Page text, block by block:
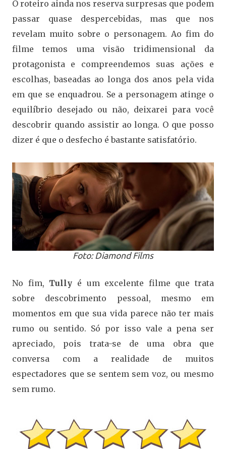
O roteiro ainda nos reserva surpresas que podem
passar quase despercebidas, mas que nos
revelam muito sobre o personagem. Ao fim do
filme temos uma visão tridimensional da
protagonista e compreendemos suas ações e
escolhas, baseadas ao longa dos anos pela vida
em que se enquadrou. Se a personagem atinge o
equilíbrio desejado ou não, deixarei para você
descobrir quando assistir ao longa. O que posso
dizer é que o desfecho é bastante satisfatório.
Foto: Diamond Films
No fim, Tully é um excelente filme que trata
sobre descobrimento pessoal, mesmo em
momentos em que sua vida parece não ter mais
rumo ou sentido. Só por isso vale a pena ser
apreciado, pois trata-se de uma obra que
conversa com a realidade de muitos
espectadores que se sentem sem voz, ou mesmo
sem rumo.